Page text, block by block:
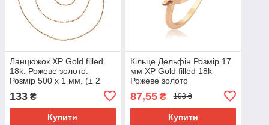
Ланцюжок ХР Gold filled
18k. Рожеве золото.
Розмір 500 х 1 мм. (± 2
133 ₴
Купити
Кільце Дельфін Розмір 17
мм ХР Gold filled 18k
Рожеве золото
87,55₴ 103 ₴
Купити